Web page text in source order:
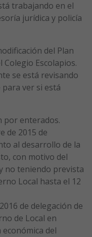
trabajando en el
jurídica y policía
del Plan
Escolapios.
se está revisando
ver si está
por enterados.
de 2015 de
al desarrollo de la
con motivo del
no teniendo prevista
Local hasta el 12
de delegación de
de Local en
del